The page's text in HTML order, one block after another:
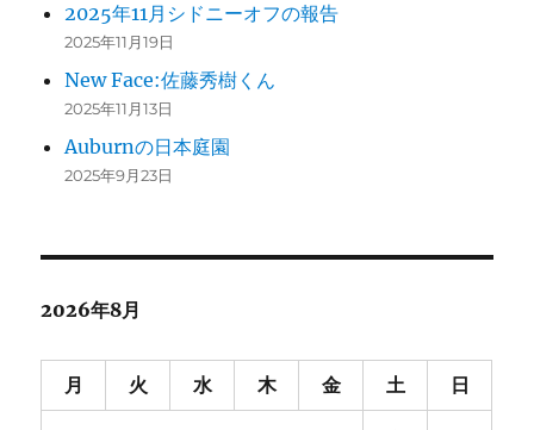
2025年11月シドニーオフの報告
2025年11月19日
New Face:佐藤秀樹くん
2025年11月13日
Auburnの日本庭園
2025年9月23日
2026年8月
月 火 水 木 金 土 日